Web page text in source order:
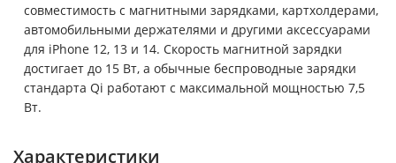
совместимость с магнитными зарядками, картхолдерами,
автомобильными держателями и другими аксессуарами
для iPhone 12, 13 и 14. Скорость магнитной зарядки
достигает до 15 Вт, а обычные беспроводные зарядки
стандарта Qi работают с максимальной мощностью 7,5
Вт.
Характеристики